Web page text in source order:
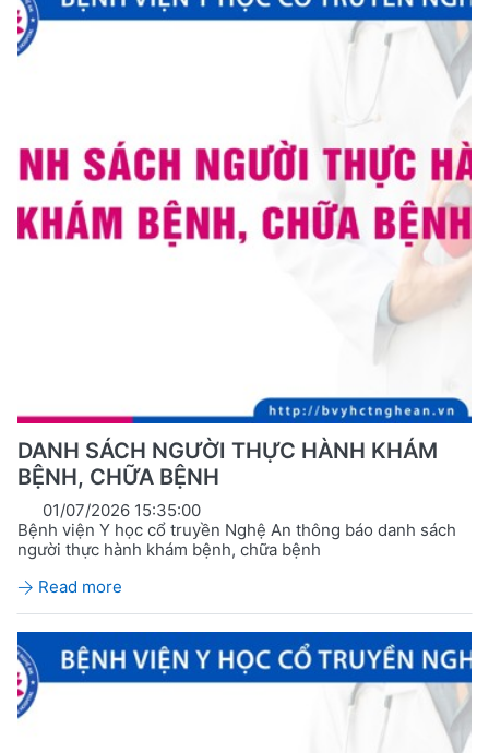
DANH SÁCH NGƯỜI THỰC HÀNH KHÁM
BỆNH, CHỮA BỆNH
01/07/2026 15:35:00
Bệnh viện Y học cổ truyền Nghệ An thông báo danh sách
người thực hành khám bệnh, chữa bệnh
Read more